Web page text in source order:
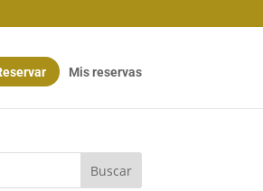
Mis reservas
Buscar